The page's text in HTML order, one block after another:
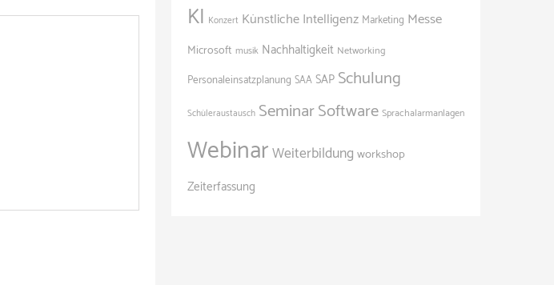
KI Konzert Künstliche Intelligenz Marketing Messe
Microsoft musik Nachhaltigkeit Networking
Personaleinsatzplanung SAASAP Schulung
Schüleraustausch SeminarSoftware Sprachalarmanlagen
WebinarWeiterbildung workshop
Zeiterfassung